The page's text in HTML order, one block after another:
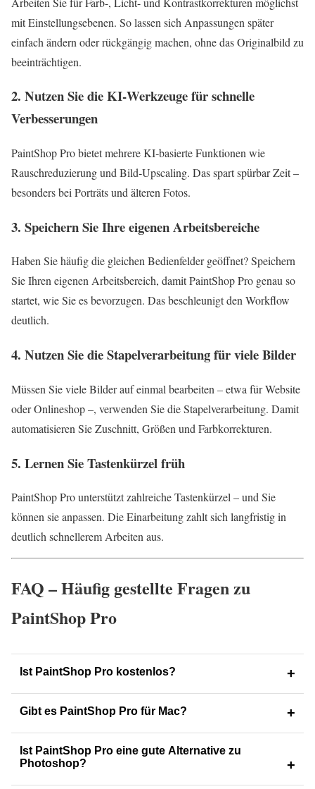
mit Einstellungsebenen. So lassen sich Anpassungen später
einfach ändern oder rückgängig machen, ohne das Originalbild zu
beeinträchtigen.
2. Nutzen Sie die KI‑Werkzeuge für schnelle
Verbesserungen
PaintShop Pro bietet mehrere KI‑basierte Funktionen wie
Rauschreduzierung und Bild‑Upscaling. Das spart spürbar Zeit –
besonders bei Porträts und älteren Fotos.
3. Speichern Sie Ihre eigenen Arbeitsbereiche
Haben Sie häufig die gleichen Bedienfelder geöffnet? Speichern
Sie Ihren eigenen Arbeitsbereich, damit PaintShop Pro genau so
startet, wie Sie es bevorzugen. Das beschleunigt den Workflow
deutlich.
4. Nutzen Sie die Stapelverarbeitung für viele Bilder
Müssen Sie viele Bilder auf einmal bearbeiten – etwa für Website
oder Onlineshop –, verwenden Sie die Stapelverarbeitung. Damit
automatisieren Sie Zuschnitt, Größen und Farbkorrekturen.
5. Lernen Sie Tastenkürzel früh
PaintShop Pro unterstützt zahlreiche Tastenkürzel – und Sie
können sie anpassen. Die Einarbeitung zahlt sich langfristig in
deutlich schnellerem Arbeiten aus.
FAQ – Häufig gestellte Fragen zu
PaintShop Pro
Ist PaintShop Pro kostenlos?
Gibt es PaintShop Pro für Mac?
Ist PaintShop Pro eine gute Alternative zu
Photoshop?